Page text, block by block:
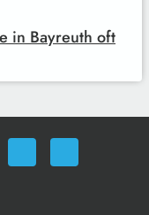
in Bayreuth oft